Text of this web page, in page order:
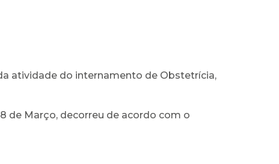
atividade do internamento de Obstetrícia,
de Março, decorreu de acordo com o